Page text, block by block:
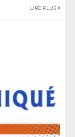
LIRE PLUS